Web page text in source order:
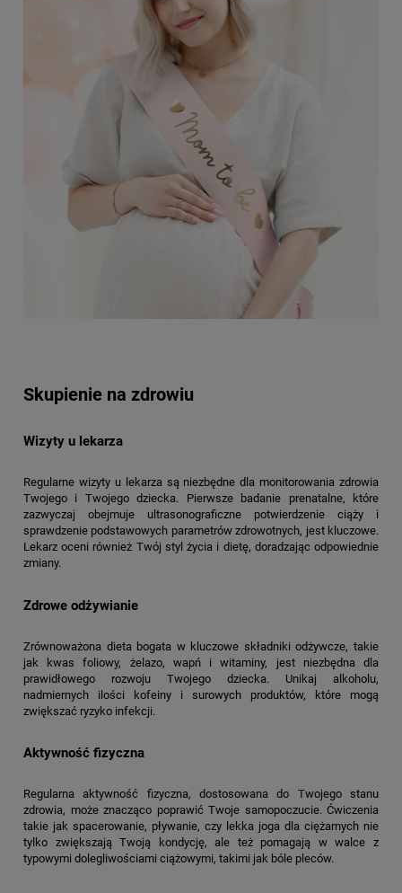
Skupienie na zdrowiu
Wizyty u lekarza
Regularne wizyty u lekarza są niezbędne dla monitorowania zdrowia
Twojego i Twojego dziecka. Pierwsze badanie prenatalne, które
zazwyczaj obejmuje ultrasonograficzne potwierdzenie ciąży i
sprawdzenie podstawowych parametrów zdrowotnych, jest kluczowe.
Lekarz oceni również Twój styl życia i dietę, doradzając odpowiednie
zmiany.
Zdrowe odżywianie
Zrównoważona dieta bogata w kluczowe składniki odżywcze, takie
jak kwas foliowy, żelazo, wapń i witaminy, jest niezbędna dla
prawidłowego rozwoju Twojego dziecka. Unikaj alkoholu,
nadmiernych ilości kofeiny i surowych produktów, które mogą
zwiększać ryzyko infekcji.
Aktywność fizyczna
Regularna aktywność fizyczna, dostosowana do Twojego stanu
zdrowia, może znacząco poprawić Twoje samopoczucie. Ćwiczenia
takie jak spacerowanie, pływanie, czy lekka joga dla ciężarnych nie
tylko zwiększają Twoją kondycję, ale też pomagają w walce z
typowymi dolegliwościami ciążowymi, takimi jak bóle pleców.